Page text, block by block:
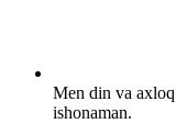
Men din va
ishonaman.